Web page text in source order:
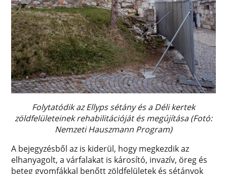
Folytatódik az Ellyps sétány és a Déli kertek
zöldfelületeinek rehabilitációját és megújítása (Fotó:
Nemzeti Hauszmann Program)
A bejegyzésből az is kiderül, hogy megkezdik az
elhanyagolt, a várfalakat is károsító, invazív, öreg és
beteg gyomfákkal benőtt zöldfelületek és sétányok